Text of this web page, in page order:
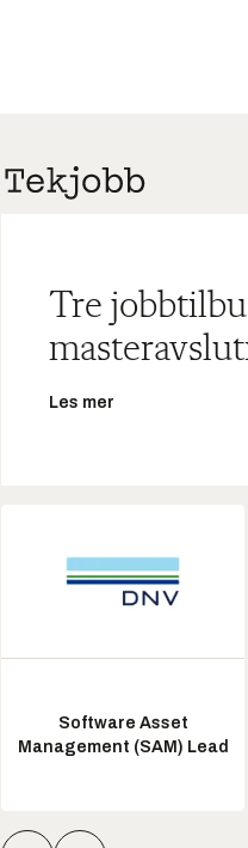
Tre
Les mer
Software Asset
Management (SAM) Lead